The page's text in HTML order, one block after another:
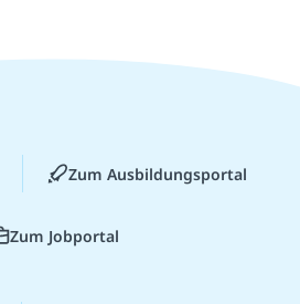
Zum Ausbildungsportal
Zum Jobportal